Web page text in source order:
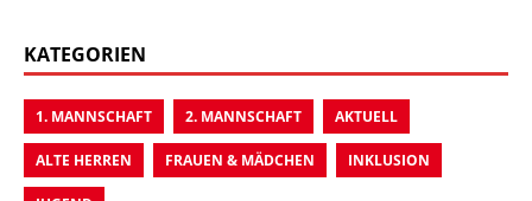
KATEGORIEN
1. MANNSCHAFT 2. MANNSCHAFT AKTUELL
ALTE HERREN FRAUEN & MÄDCHEN INKLUSION